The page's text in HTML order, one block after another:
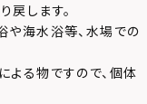
戻します。
や海水浴等、水場での
よる物ですので、個体